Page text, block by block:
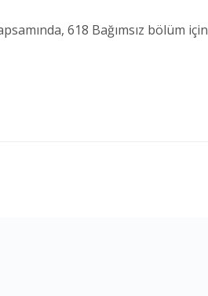
618 Bağımsız bölüm